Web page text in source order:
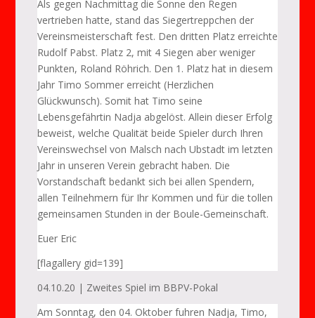
Als gegen Nachmittag die Sonne den Regen
vertrieben hatte, stand das Siegertreppchen der
Vereinsmeisterschaft fest. Den dritten Platz erreichte
Rudolf Pabst. Platz 2, mit 4 Siegen aber weniger
Punkten, Roland Röhrich. Den 1. Platz hat in diesem
Jahr Timo Sommer erreicht (Herzlichen
Glückwunsch). Somit hat Timo seine
Lebensgefährtin Nadja abgelöst. Allein dieser Erfolg
beweist, welche Qualität beide Spieler durch Ihren
Vereinswechsel von Malsch nach Ubstadt im letzten
Jahr in unseren Verein gebracht haben. Die
Vorstandschaft bedankt sich bei allen Spendern,
allen Teilnehmern für Ihr Kommen und für die tollen
gemeinsamen Stunden in der Boule-Gemeinschaft.
Euer Eric
[flagallery gid=139]
04.10.20 | Zweites Spiel im BBPV-Pokal
Am Sonntag, den 04. Oktober fuhren Nadja, Timo,